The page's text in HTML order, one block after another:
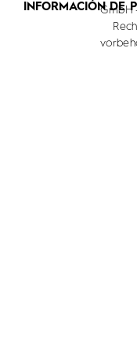
INFORMACIÓN DE
GmbH